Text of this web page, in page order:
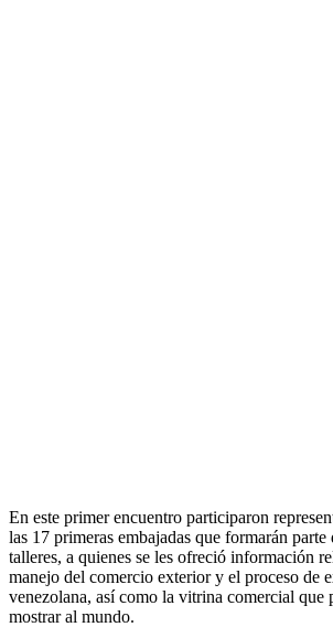
En este primer encuentro participaron
las 17 primeras embajadas que formarán parte
talleres, a quienes se les ofreció información
manejo del comercio exterior y el proceso de
venezolana, así como la vitrina comercial que
mostrar al mundo.